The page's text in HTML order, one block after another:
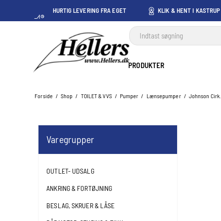
HURTIG LEVERING FRA EGET KLIK & HENT I KASTRUP
PRODUKTER
Forside / Shop / TOILET & VVS / Pumper / Lænsepumper / Johnson
Varegrupper
OUTLET- UDSALG
ANKRING & FORTØJNING
BESLAG, SKRUER & LÅSE